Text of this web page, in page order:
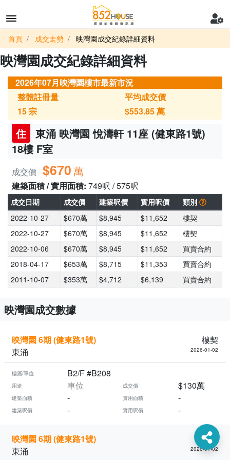
首頁 成交走勢 映灣園成交紀錄詳細資料
映灣園成交紀錄詳細資料
2026年07月映灣園樓市最新市況
整體註冊量
15宗
平均成交價
$553.85萬
住
東涌 映灣園 悅濤軒 11座 (健東路1號)
18樓 F室
成交價 $670萬
建築面積 / 實用面積: 749呎 / 575呎
成交日期 成交價 建築呎價 實用呎價
類別
2022-10-27
$670萬 $8,945 $11,652
樓契
2022-10-27
$670萬 $8,945 $11,652
樓契
2022-10-06
$670萬 $8,945 $11,652
買賣合約
2018-04-17
$653萬 $8,715 $11,353
買賣合約
2011-10-07
$353萬 $4,712 $6,139 買賣合約
映灣園成交數據
映灣園 6期 (健東路1號)
樓契
東涌
2026-01-02
樓層/單位 B2/F #B208
用途 車位 成交價 $130萬
建築面積 - 實用面積 -
建築呎價 - 實用呎價 -
映灣園 6期 (健東路1號)
樓契
東涌
2026-01-02